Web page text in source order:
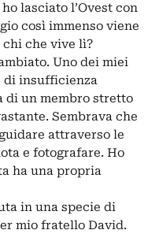
lasciato l’Ovest con
così immenso viene
che vive lì?
Uno dei miei
di insufficienza
di un membro stretto
Sembrava che
attraverso le
e fotografare. Ho
ha una propria
in una specie di
mio fratello David.